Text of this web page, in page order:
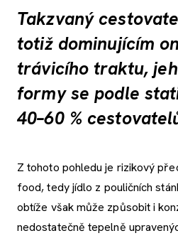
Takzvaný
totiž dominujícím
trávicího traktu,
formy se podle
40–60 %
Z tohoto pohledu je rizikový
food, tedy jídlo z pouličních
obtíže však může způsobit i
nedostatečně tepelně